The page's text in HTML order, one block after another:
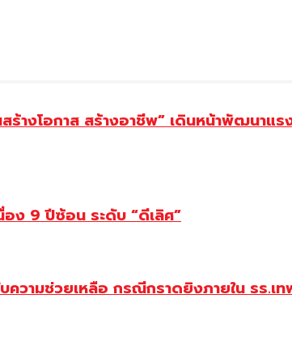
งโอกาส สร้างอาชีพ” เดินหน้าพัฒนาแร
ง 9 ปีซ้อน ระดับ “ดีเลิศ”
วามช่วยเหลือ กรณีกราดยิงภายใน รร.เ